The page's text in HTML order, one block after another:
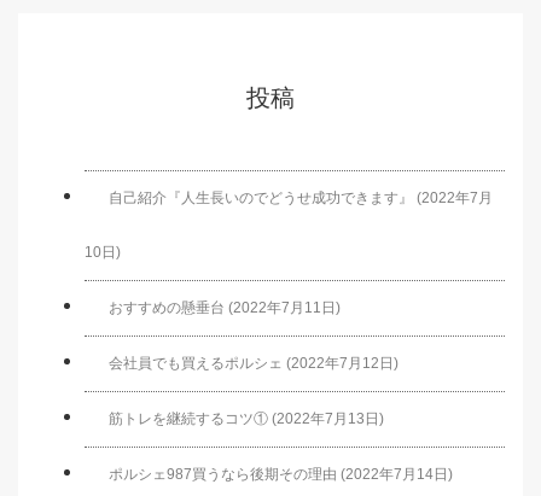
投稿
自己紹介『人生長いのでどうせ成功できます』 (2022年7月
10日)
おすすめの懸垂台 (2022年7月11日)
会社員でも買えるポルシェ (2022年7月12日)
筋トレを継続するコツ① (2022年7月13日)
ポルシェ987買うなら後期その理由 (2022年7月14日)